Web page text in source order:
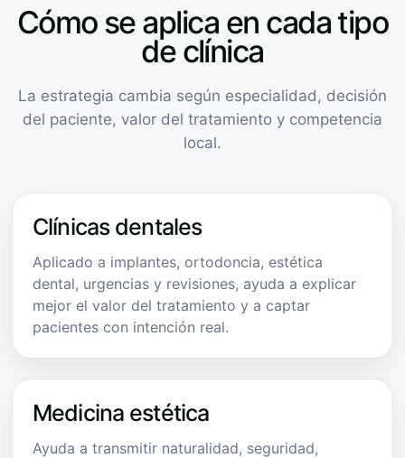
Cómo se aplica en cada tipo
de clínica
La estrategia cambia según especialidad, decisión
del paciente, valor del tratamiento y competencia
local.
Clínicas dentales
Aplicado a implantes, ortodoncia, estética
dental, urgencias y revisiones, ayuda a explicar
mejor el valor del tratamiento y a captar
pacientes con intención real.
Medicina estética
Ayuda a transmitir naturalidad, seguridad,